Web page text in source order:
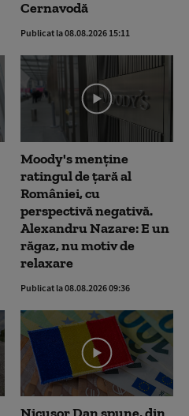
Cernavodă
Publicat la 08.08.2026 15:11
Moody's menține
ratingul de țară al
României, cu
perspectivă negativă.
Alexandru Nazare: E un
răgaz, nu motiv de
relaxare
Publicat la 08.08.2026 09:36